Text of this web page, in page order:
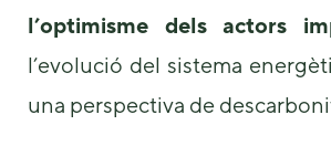
l’optimisme dels actors
l’evolució del sistema
una perspectiva de